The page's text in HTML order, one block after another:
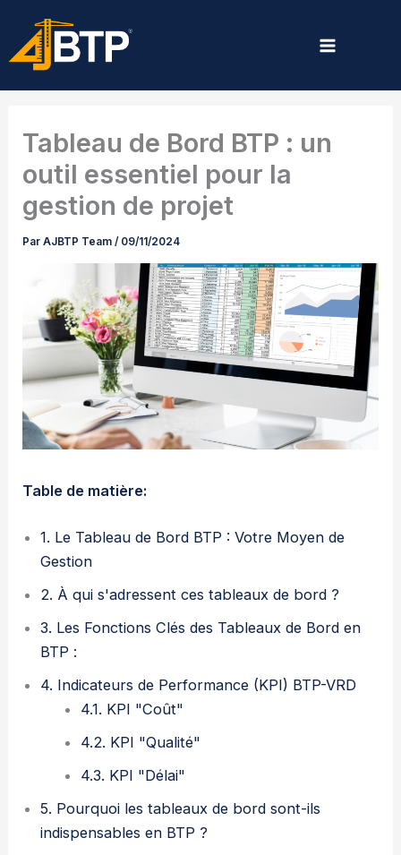
contenu
Tableau de Bord BTP : un
outil essentiel pour la
gestion de projet
Par AJBTP Team/ 09/11/2024
Table de matière:
1. Le Tableau de Bord BTP : Votre Moyen de
Gestion
2. À qui s'adressent ces tableaux de bord ?
3. Les Fonctions Clés des Tableaux de Bord en
BTP :
4. Indicateurs de Performance (KPI) BTP-VRD
4.1. KPI "Coût"
4.2. KPI "Qualité"
4.3. KPI "Délai"
5. Pourquoi les tableaux de bord sont-ils
indispensables en BTP ?